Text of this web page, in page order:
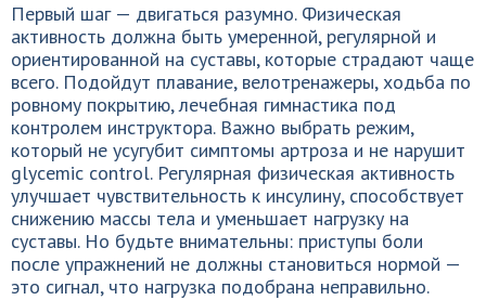
Первый шаг — двигаться разумно. Физическая
активность должна быть умеренной, регулярной и
ориентированной на суставы, которые страдают чаще
всего. Подойдут плавание, велотренажеры, ходьба по
ровному покрытию, лечебная гимнастика под
контролем инструктора. Важно выбрать режим,
который не усугубит симптомы артроза и не нарушит
glycemic control. Регулярная физическая активность
улучшает чувствительность к инсулину, способствует
снижению массы тела и уменьшает нагрузку на
суставы. Но будьте внимательны: приступы боли
после упражнений не должны становиться нормой —
это сигнал, что нагрузка подобрана неправильно.